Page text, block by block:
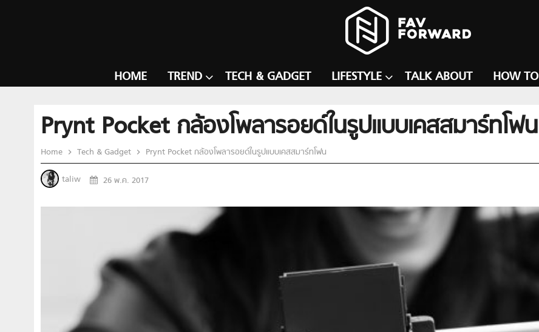
HOME TREND TECH & GADGET LIFESTYLE TALK ABOUT HOW TO
Prynt Pocket กล้องโพลารอยด์ในรูปแบบเคสสมาร์ทโฟน
Home Tech & Gadget Prynt Pocket กล้องโพลารอยด์ในรูปแบบเคสสมาร์ทโฟน
taliw 26 พ.ค. 2017